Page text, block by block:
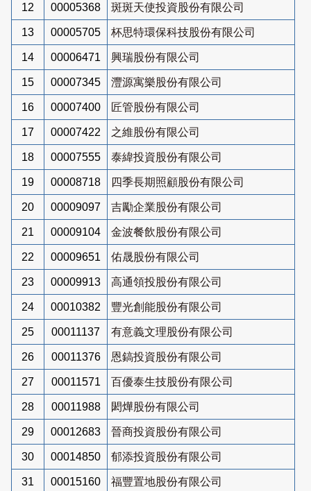
12 00005368 斑斑天使投資股份有限公司
13 00005705 杯思特環保科技股份有限公司
14 00006471 興瑞股份有限公司
15 00007345 灃源寓樂股份有限公司
16 00007400 匠管股份有限公司
17 00007422 之維股份有限公司
18 00007555 泰緯投資股份有限公司
19 00008718 四季長期照顧股份有限公司
20 00009097 吉勵企業股份有限公司
21 00009104 金波餐飲股份有限公司
22 00009651 佑晟股份有限公司
23 00009913 高通領投股份有限公司
24 00010382 豐光創能股份有限公司
25 00011137 有意義文理股份有限公司
26 00011376 恩鎬投資股份有限公司
27 00011571 百優泰生技股份有限公司
28 00011988 閎燁股份有限公司
29 00012683 晉商投資股份有限公司
30 00014850 郁添投資股份有限公司
31 00015160 福豐置地股份有限公司